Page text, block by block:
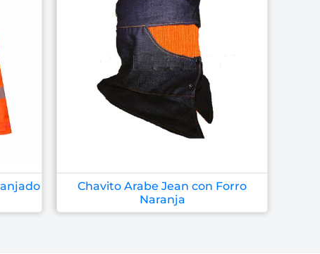
Chavito Arabe Jean con Forro
Naranja